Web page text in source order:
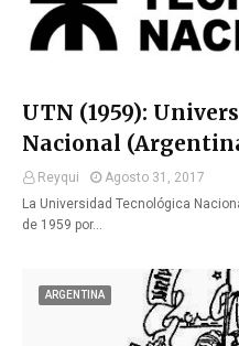
UTN (1959):
Nacional
Reyqui
Agosto 31, 2017
La Universidad Tecnológica
de 1959 por…
ARGENTINA